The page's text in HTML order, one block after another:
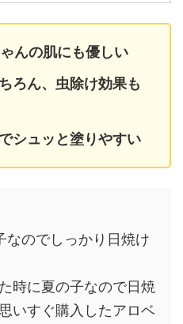
んの肌にも優しい
ろん、虫除け効果も
シュッと塗りやすい
なのでしっかり日焼け
時に夏の子なので日焼
いすぐ購入したアロベ